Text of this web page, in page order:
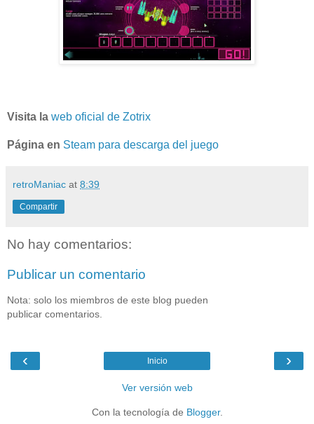
Visita la web oficial de Zotrix
Página en Steam para descarga del juego
retroManiac at 8:39
Compartir
No hay comentarios:
Publicar un comentario
Nota: solo los miembros de este blog pueden
publicar comentarios.
‹ ›
Inicio
Ver versión web
Con la tecnología de Blogger.